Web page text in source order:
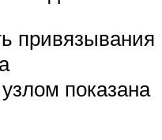
привязывания
показана